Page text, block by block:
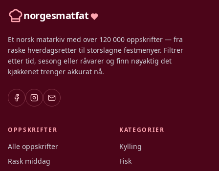
norgesmatfat
Et norsk matarkiv med over 120 000 oppskrifter — fra
raske hverdagsretter til storslagne festmenyer. Filtrer
etter tid, sesong eller råvarer og finn nøyaktig det
kjøkkenet trenger akkurat nå.
OPPSKRIFTER
Alle oppskrifter
Rask middag
KATEGORIER
Kylling
Fisk